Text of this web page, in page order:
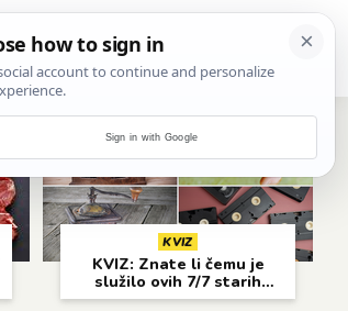
woot?!
KVIZ
KVIZ: Znate li čemu je
služilo ovih 7/7 starih
predmeta?
Sign in with Google